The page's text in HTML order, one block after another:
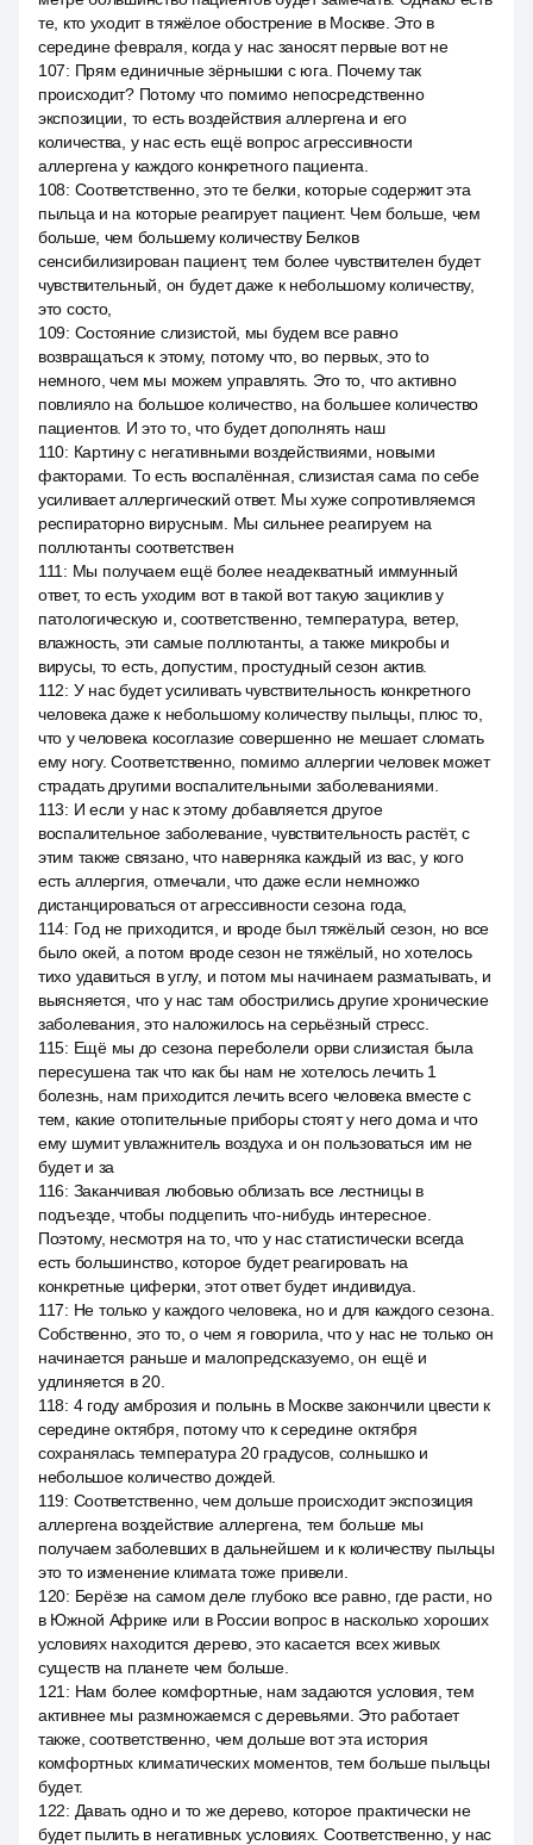
те, кто уходит в тяжёлое обострение в Москве. Это в
середине февраля, когда у нас заносят первые вот не
107: Прям единичные зёрнышки с юга. Почему так
происходит? Потому что помимо непосредственно
экспозиции, то есть воздействия аллергена и его
количества, у нас есть ещё вопрос агрессивности
аллергена у каждого конкретного пациента.
108: Соответственно, это те белки, которые содержит эта
пыльца и на которые реагирует пациент. Чем больше, чем
больше, чем большему количеству Белков
сенсибилизирован пациент, тем более чувствителен будет
чувствительный, он будет даже к небольшому количеству,
это состо,
109: Состояние слизистой, мы будем все равно
возвращаться к этому, потому что, во первых, это to
немного, чем мы можем управлять. Это то, что активно
повлияло на большое количество, на большее количество
пациентов. И это то, что будет дополнять наш
110: Картину с негативными воздействиями, новыми
факторами. То есть воспалённая, слизистая сама по себе
усиливает аллергический ответ. Мы хуже сопротивляемся
респираторно вирусным. Мы сильнее реагируем на
поллютанты соответствен
111 : Мы получаем ещё более неадекватный иммунный
ответ, то есть уходим вот в такой вот такую зациклив у
патологическую и, соответственно, температура, ветер,
влажность, эти самые поллютанты, а также микробы и
вирусы, то есть, допустим, простудный сезон актив.
112: У нас будет усиливать чувствительность конкретного
человека даже к небольшому количеству пыльцы, плюс то,
что у человека косоглазие совершенно не мешает сломать
ему ногу. Соответственно, помимо аллергии человек может
страдать другими воспалительными заболеваниями.
113: И если у нас к этому добавляется другое
воспалительное заболевание, чувствительность растёт, с
этим также связано, что наверняка каждый из вас, у кого
есть аллергия, отмечали, что даже если немножко
дистанцироваться от агрессивности сезона года,
114: Год не приходится, и вроде был тяжёлый сезон, но все
было окей, а потом вроде сезон не тяжёлый, но хотелось
тихо удавиться в углу, и потом мы начинаем разматывать, и
выясняется, что у нас там обострились другие хронические
заболевания, это наложилось на серьёзный стресс.
115: Ещё мы до сезона переболели орви слизистая была
пересушена так что как бы нам не хотелось лечить 1
болезнь, нам приходится лечить всего человека вместе с
тем, какие отопительные приборы стоят у него дома и что
ему шумит увлажнитель воздуха и он пользоваться им не
будет и за
116: Заканчивая любовью облизать все лестницы в
подъезде, чтобы подцепить что-нибудь интересное.
Поэтому, несмотря на то, что у нас статистически всегда
есть большинство, которое будет реагировать на
конкретные циферки, этот ответ будет индивидуа.
117: Не только у каждого человека, но и для каждого сезона.
Собственно, это то, о чем я говорила, что у нас не только он
начинается раньше и малопредсказуемо, он ещё и
удлиняется в 20.
118: 4 году амброзия и полынь в Москве закончили цвести к
середине октября, потому что к середине октября
сохранялась температура 20 градусов, солнышко и
небольшое количество дождей.
119: Соответственно, чем дольше происходит экспозиция
аллергена воздействие аллергена, тем больше мы
получаем заболевших в дальнейшем и к количеству пыльцы
это то изменение климата тоже привели.
120: Берёзе на самом деле глубоко все равно, где расти, но
в Южной Африке или в России вопрос в насколько хороших
условиях находится дерево, это касается всех живых
существ на планете чем больше.
121 : Нам более комфортные, нам задаются условия, тем
активнее мы размножаемся с деревьями. Это работает
также, соответственно, чем дольше вот эта история
комфортных климатических моментов, тем больше пыльцы
будет.
122: Давать одно и то же дерево, которое практически не
будет пылить в негативных условиях. Соответственно, у нас